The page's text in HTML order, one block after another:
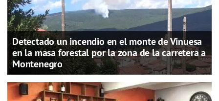
Detectado un incendio en el monte de Vinuesa
en la masa forestal por la zona de la carretera a
Montenegro